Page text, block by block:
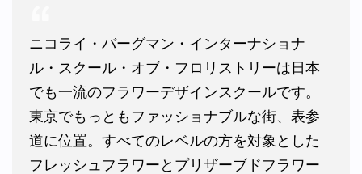
ニコライ・バーグマン・インターナショナ
ル・スクール・オブ・フロリストリーは日本
でも一流のフラワーデザインスクールです。
東京でもっともファッショナブルな街、表参
道に位置。すべてのレベルの方を対象とした
フレッシュフラワーとプリザーブドフラワー